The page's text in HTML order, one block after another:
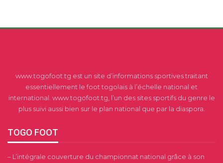
www.togofoot.tg est un site d’informations sportives traitant
essentiellement le foot togolais à l’échelle national et
international. www.togofoot.tg, l’un des sites sportifs du genre le
plus suivi aussi bien sur le plan national que par la diaspora.
TOGO FOOT
– L’intégrale couverture du championnat national grâce à son